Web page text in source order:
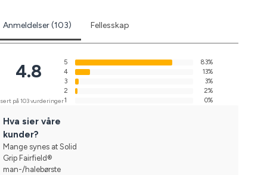
Anmeldelser (103) Fellesskap
4.8
på 103 vurderinger
5
83%
4
13%
3
3%
2
2%
1
0%
Hva sier våre
kunder?
Mange synes at Solid
Grip Fairfield®
man-/halebørste